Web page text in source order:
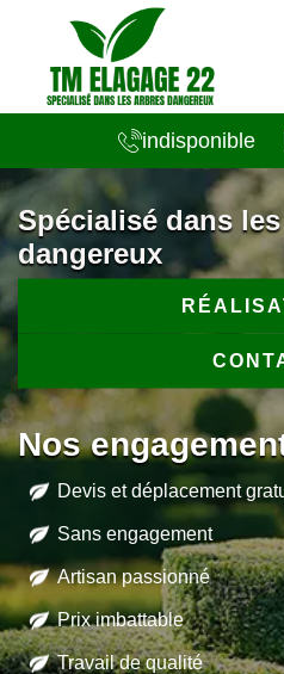
indisponible
Spécialisé dans
dangereux
Nos
Devis et déplacement
Sans engagement
Artisan passionné
Prix imbattable
Travail de qualité